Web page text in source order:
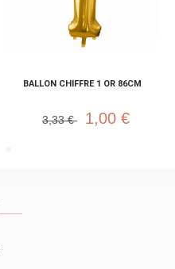
BALLON CHIFFRE 1 OR 86CM
3,33 € 1,00 €